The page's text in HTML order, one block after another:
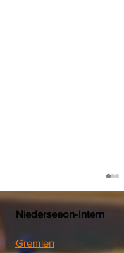
Niederseeon-Intern
Gremien